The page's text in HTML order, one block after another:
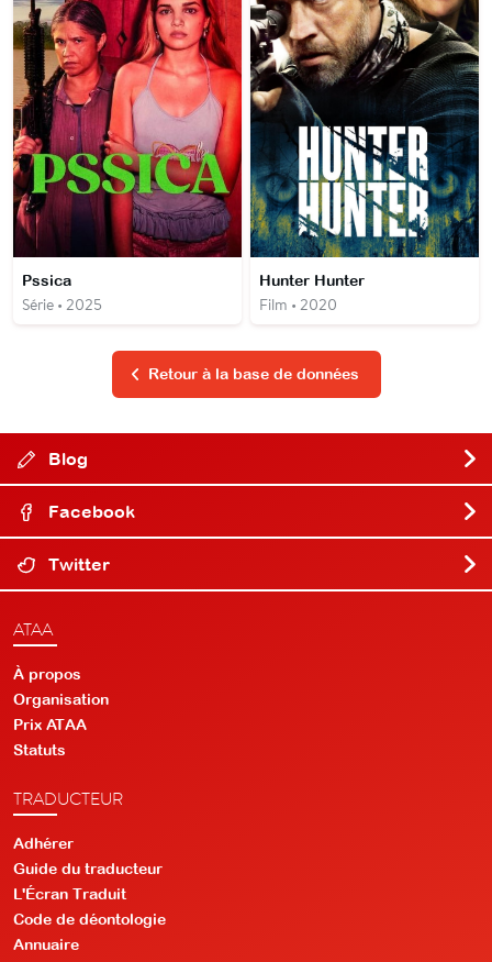
Pssica
Série • 2025
Hunter Hunter
Film • 2020
Retour à la base de données
Blog
Facebook
Twitter
ATAA
À propos
Organisation
Prix ATAA
Statuts
TRADUCTEUR
Adhérer
Guide du traducteur
L'Écran Traduit
Code de déontologie
Annuaire